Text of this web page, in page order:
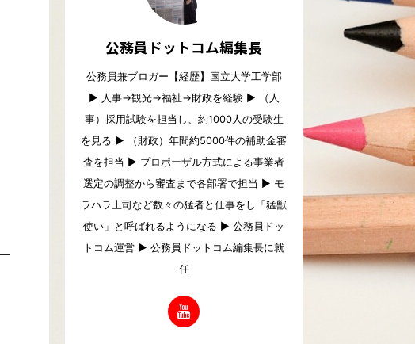
公務員ドットコム編集長
公務員兼ブロガー【経歴】国立大学工学部
▶︎ 人事→観光→福祉→財政を経験 ▶︎ （人
事）採用試験を担当し、約1000人の受験生
を見る ▶︎ （財政）年間約5000件の補助金審
査を担当 ▶︎ プロポーザル方式による事業者
選定の調整から審査まで各部署で担当 ▶︎ モ
ラハラ上司など数々の猛者と仕事をし「猛獣
使い」と呼ばれるようになる ▶︎ 公務員ドッ
トコム運営 ▶︎ 公務員ドットコム編集長に就
任